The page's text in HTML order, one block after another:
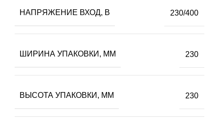
НАПРЯЖЕНИЕ ВХОД, В 230/400
ШИРИНА УПАКОВКИ, ММ 230
ВЫСОТА УПАКОВКИ, ММ 230